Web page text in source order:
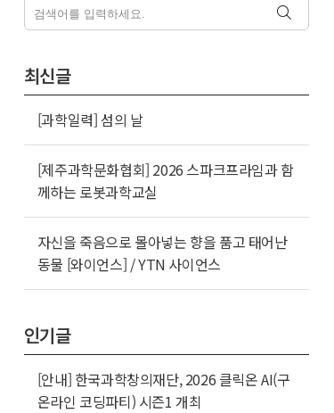
최신글
[과학일력] 섬의 날
[제주과학문화협회] 2026 스파크프라임과 함
께하는 로봇과학교실
자신을 죽음으로 몰아넣는 향을 품고 태어난
동물 [와이언스] / YTN 사이언스
인기글
[안내] 한국과학창의재단, 2026 클릭온 AI(구
온라인 코딩파티) 시즌1 개최